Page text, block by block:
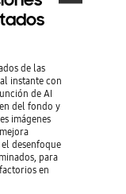
de las
instante con
de AI
del fondo y
imágenes
desenfoque
para
en